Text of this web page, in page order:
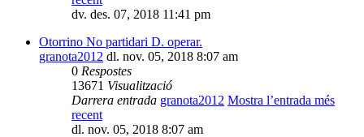
dv. des. 07, 2018 11:41 pm
Otorrino No partidari D. operar.
granota2012 dl. nov. 05, 2018 8:07 am
0 Respostes
13671 Visualització
Darrera entrada granota2012 Mostra l’entrada més
recent
dl. nov. 05, 2018 8:07 am